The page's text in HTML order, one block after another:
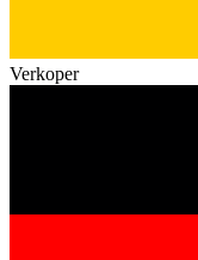
Verkoper